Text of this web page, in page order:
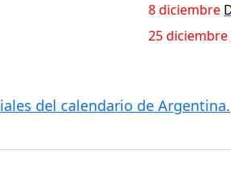
8 diciembre
25 diciembre
del calendario de Argentina.